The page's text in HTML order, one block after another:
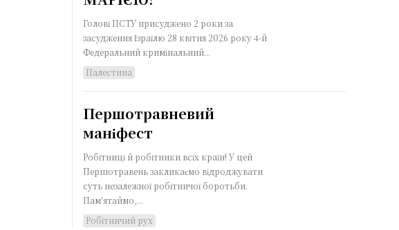
Голові ПСТУ присуджено 2 роки за
засудження Ізраїлю 28 квітня 2026 року 4-й
Федеральний кримінальний...
Палестина
Першотравневий
маніфест
Робітниці й робітники всіх країн! У цей
Першотравень закликаємо відроджувати
суть незалежної робітничої боротьби.
Пам'ятаймо,...
Робітничий рух